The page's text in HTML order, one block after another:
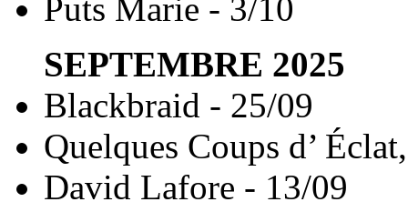
Puts Marie - 3/10
SEPTEMBRE 2025
Blackbraid - 25/09
Quelques Coups d’
David Lafore - 13/09